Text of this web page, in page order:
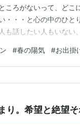
ころがないって、どこ
・・・と心の中のひと
も話したい人もいない
的で、それ以来ついこ
も穏やかで、空が青く
#春の陽気 #お出掛
り。希望と絶望そ